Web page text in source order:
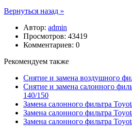
Вернуться назад »
Автор: admin
Просмотров: 43419
Комментариев: 0
Рекомендуем также
Снятие и замена воздушного
Снятие и замена салонного
140/150
Замена салонного фильтра
Замена салонного фильтра
Замена салонного фильтра